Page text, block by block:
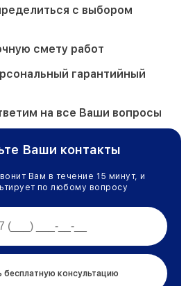
с выбором
смету работ
гарантийный
на все Ваши вопросы
Ваши контакты
Вам в течение 15 минут, и
по любому вопросу
бесплатную консультацию